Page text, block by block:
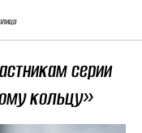
серии
кольцу»